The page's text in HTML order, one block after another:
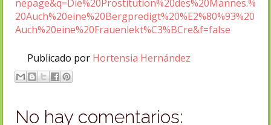
nepage&q=Die%20Prostitution%20des%20Mannes.%
20Auch%20eine%20Bergpredigt%20%E2%80%93%20
Auch%20eine%20Frauenlekt%C3%BCre&f=false
Publicado por Hortensia Hernández
No hay comentarios: